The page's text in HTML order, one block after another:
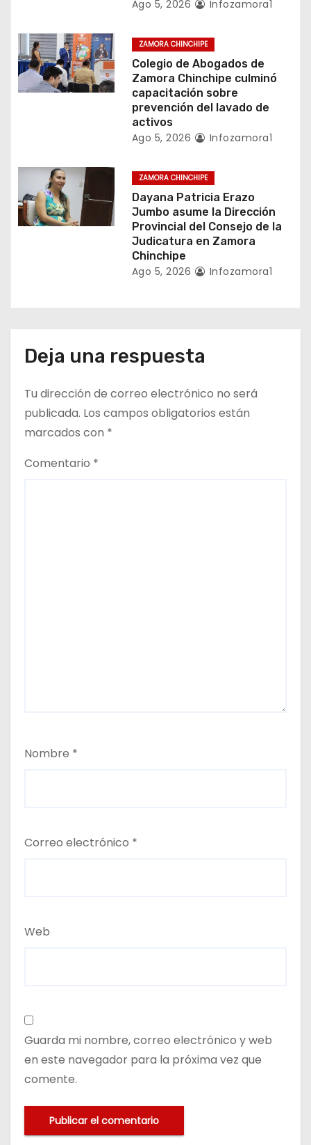
r
a
s
Ago 5, 2026 Infozamora1
ZAMORA CHINCHIPE
Colegio de Abogados de
Zamora Chinchipe culminó
capacitación sobre
prevención del lavado de
activos
Ago 5, 2026 Infozamora1
ZAMORA CHINCHIPE
Dayana Patricia Erazo
Jumbo asume la Dirección
Provincial del Consejo de la
Judicatura en Zamora
Chinchipe
Ago 5, 2026 Infozamora1
Deja una respuesta
Tu dirección de correo electrónico no será
publicada. Los campos obligatorios están
marcados con *
Comentario *
Nombre *
Correo electrónico *
Web
Guarda mi nombre, correo electrónico y web
en este navegador para la próxima vez que
comente.